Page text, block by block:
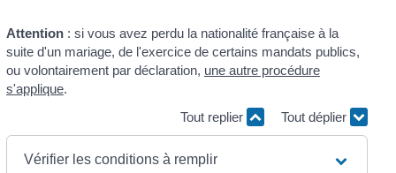
Attention: si vous avez perdu la nationalité française à la
suite d'un mariage, de l'exercice de certains mandats publics,
ou volontairement par déclaration, une autre procédure
s'applique.
Tout replier
Tout déplier
Vérifier les conditions à remplir